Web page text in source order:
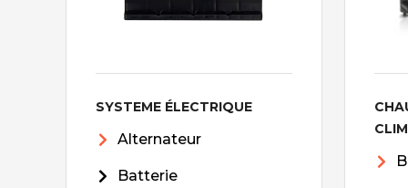
SYSTEME ÉLECTRIQUE
Alternateur
Batterie